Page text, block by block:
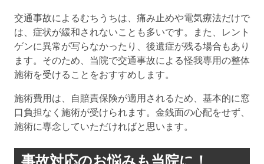
交通事故によるむちうちは、痛み止めや電気療法だけで
は、症状が緩和されないことも多いです。また、レント
ゲンに異常が写らなかったり、後遺症が残る場合もあり
ます。そのため、当院で交通事故による怪我専用の整体
施術を受けることをおすすめします。
施術費用は、自賠責保険が適用されるため、基本的に窓
口負担なく施術が受けられます。金銭面の心配をせず、
施術に専念していただければと思います。
事故対応のお悩みも当院に！